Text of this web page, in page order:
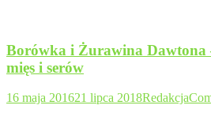
Borówka i Żurawina Dawtona
mięs i serów
16 maja 201621 lipca 2018Redakcja